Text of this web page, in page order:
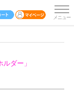
ダー」